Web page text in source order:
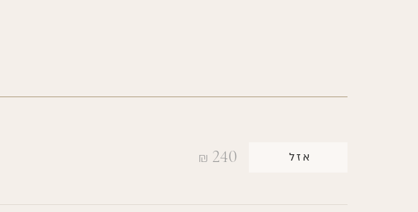
₪ 240 אזל